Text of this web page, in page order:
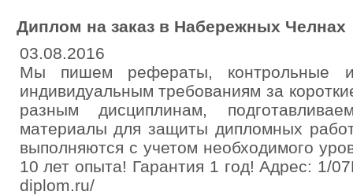
Диплом на заказ в Набережных Челнах
03.08.2016
Мы пишем рефераты, контрольные
индивидуальным требованиям за
разным дисциплинам,
материалы для защиты дипломных
выполняются с учетом необходимого
10 лет опыта! Гарантия 1 год! Адрес: 1/
diplom.ru/